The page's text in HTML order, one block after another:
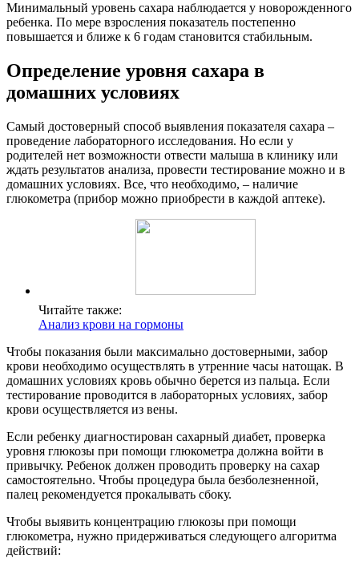
Минимальный уровень сахара наблюдается у новорожденного
ребенка. По мере взросления показатель постепенно
повышается и ближе к 6 годам становится стабильным.
Определение уровня сахара в
домашних условиях
Самый достоверный способ выявления показателя сахара –
проведение лабораторного исследования. Но если у
родителей нет возможности отвести малыша в клинику или
ждать результатов анализа, провести тестирование можно и в
домашних условиях. Все, что необходимо, – наличие
глюкометра (прибор можно приобрести в каждой аптеке).
Читайте также:
Анализ крови на гормоны
Чтобы показания были максимально достоверными, забор
крови необходимо осуществлять в утренние часы натощак. В
домашних условиях кровь обычно берется из пальца. Если
тестирование проводится в лабораторных условиях, забор
крови осуществляется из вены.
Если ребенку диагностирован сахарный диабет, проверка
уровня глюкозы при помощи глюкометра должна войти в
привычку. Ребенок должен проводить проверку на сахар
самостоятельно. Чтобы процедура была безболезненной,
палец рекомендуется прокалывать сбоку.
Чтобы выявить концентрацию глюкозы при помощи
глюкометра, нужно придерживаться следующего алгоритма
действий: